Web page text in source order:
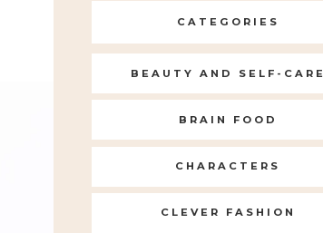
CATEGORIES
BEAUTY AND SELF-CARE
BRAIN FOOD
CHARACTERS
CLEVER FASHION